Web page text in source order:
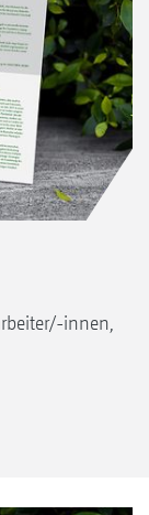
innen,